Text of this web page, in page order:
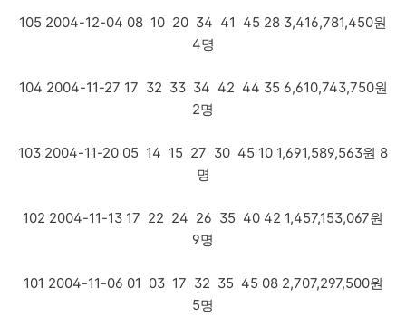
105 2004-12-04 08 10 20 34 41 45 28 3,416,781,450원
4명
104 2004-11-27 17 32 33 34 42 44 35 6,610,743,750원
2명
103 2004-11-20 05 14 15 27 30 45 10 1,691,589,563원 8
명
102 2004-11-13 17 22 24 26 35 40 42 1,457,153,067원
9명
101 2004-11-06 01 03 17 32 35 45 08 2,707,297,500원
5명